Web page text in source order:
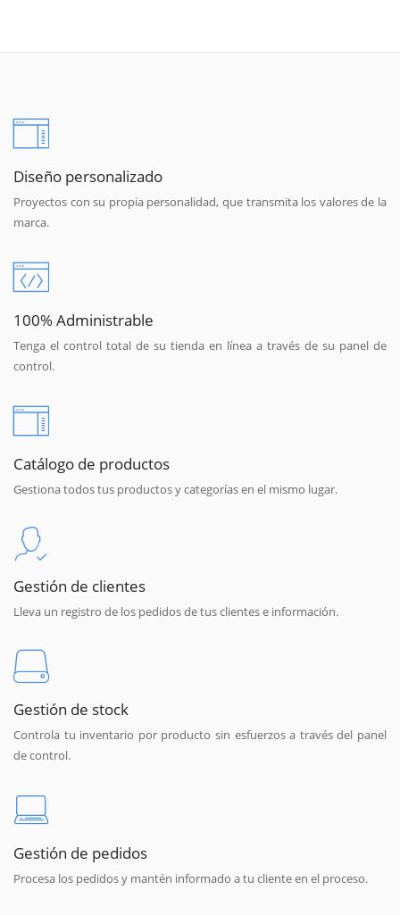
Diseño personalizado
Proyectos con su propia personalidad, que transmita los valores de la
marca.
100% Administrable
Tenga el control total de su tienda en línea a través de su panel de
control.
Catálogo de productos
Gestiona todos tus productos y categorías en el mismo lugar.
Gestión de clientes
Lleva un registro de los pedidos de tus clientes e información.
Gestión de stock
Controla tu inventario por producto sin esfuerzos a través del panel
de control.
Gestión de pedidos
Procesa los pedidos y mantén informado a tu cliente en el proceso.